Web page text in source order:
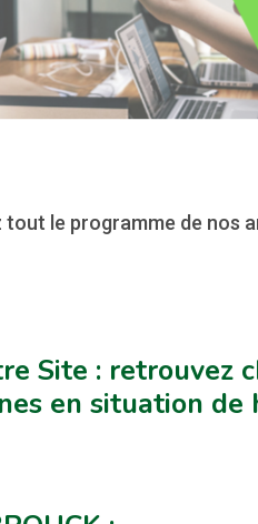
tout le programme de nos
Site : retrouvez
en situation de